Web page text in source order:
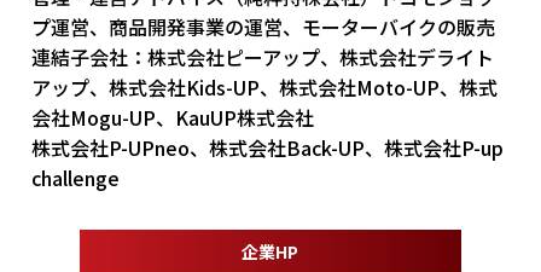
プ運営、商品開発事業の運営、モーターバイクの販売
連結子会社：株式会社ピーアップ、株式会社デライト
アップ、株式会社Kids-UP、株式会社Moto-UP、株式
会社Mogu-UP、KauUP株式会社
株式会社P-UPneo、株式会社Back-UP、株式会社P-up
challenge
企業HP